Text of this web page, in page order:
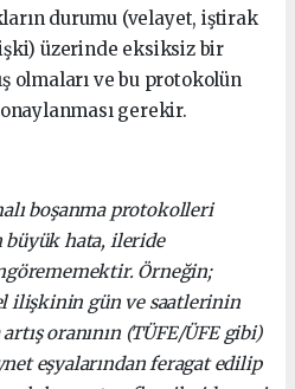
durumu (velayet, iştirak
üzerinde eksiksiz bir
olmaları ve bu protokolün
gerekir.
boşanma protokolleri
büyük hata, ileride
Örneğin;
ilişkinin gün ve saatlerinin
oranının (TÜFE/ÜFE gibi)
eşyalarından feragat edilip